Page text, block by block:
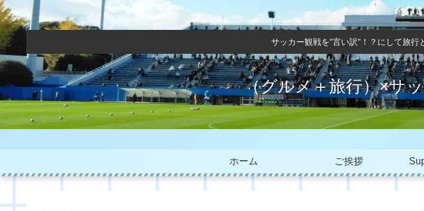
サッカー観戦を"言い訳"！？にして旅行
（グルメ＋旅行）×サ
ホーム ご挨拶